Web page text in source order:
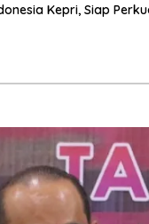
Kepri, Siap